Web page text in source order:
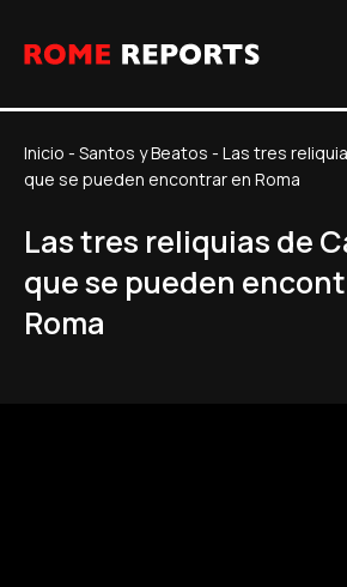
Inicio - Santos y Beatos - Las tres
que se pueden encontrar en Roma
Las tres reliquias de
que se pueden
Roma